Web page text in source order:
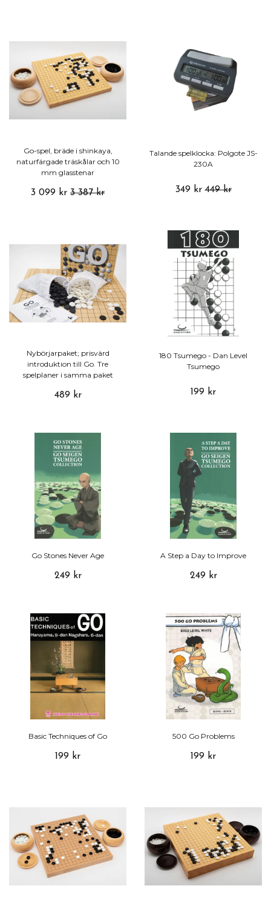
Go-spel, bräde i shinkaya,
naturfärgade träskålar och 10
mm glasstenar
3 099 kr 3 387 kr
Talande spelklocka: Polgote JS-
230A
349 kr449 kr
Nybörjarpaket; prisvärd
introduktion till Go. Tre
spelplaner i samma paket
489 kr
180 Tsumego - Dan Level
Tsumego
199 kr
Go Stones Never Age
249 kr
A Step a Day to Improve
249 kr
Basic Techniques of Go
199 kr
500 Go Problems
199 kr